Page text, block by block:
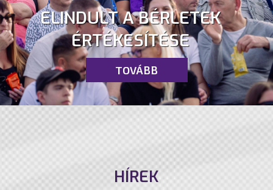
ELINDULT A BÉRLETEK
ÉRTÉKESÍTÉSE
TOVÁBB
HÍREK